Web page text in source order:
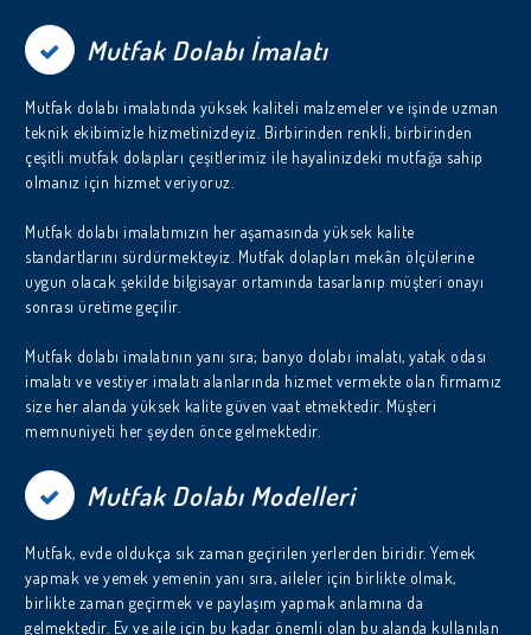
Mutfak Dolabı İmalatı
Mutfak dolabı imalatında yüksek kaliteli malzemeler ve işinde uzman
teknik ekibimizle hizmetinizdeyiz. Birbirinden renkli, birbirinden
çeşitli mutfak dolapları çeşitlerimiz ile hayalinizdeki mutfağa sahip
olmanız için hizmet veriyoruz.
Mutfak dolabı imalatımızın her aşamasında yüksek kalite
standartlarını sürdürmekteyiz. Mutfak dolapları mekân ölçülerine
uygun olacak şekilde bilgisayar ortamında tasarlanıp müşteri onayı
sonrası üretime geçilir.
Mutfak dolabı imalatının yanı sıra; banyo dolabı imalatı, yatak odası
imalatı ve vestiyer imalatı alanlarında hizmet vermekte olan firmamız
size her alanda yüksek kalite güven vaat etmektedir. Müşteri
memnuniyeti her şeyden önce gelmektedir.
Mutfak Dolabı Modelleri
Mutfak, evde oldukça sık zaman geçirilen yerlerden biridir. Yemek
yapmak ve yemek yemenin yanı sıra, aileler için birlikte olmak,
birlikte zaman geçirmek ve paylaşım yapmak anlamına da
gelmektedir. Ev ve aile için bu kadar önemli olan bu alanda kullanılan